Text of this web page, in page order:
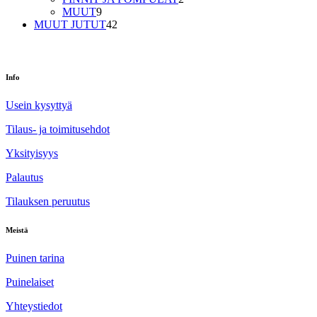
MUUT99
tuotetta
MUUT JUTUT42
Info
Usein kysyttyä
Tilaus- ja toimitusehdot
Yksityisyys
Palautus
Tilauksen peruutus
Meistä
Puinen tarina
Puinelaiset
Yhteystiedot